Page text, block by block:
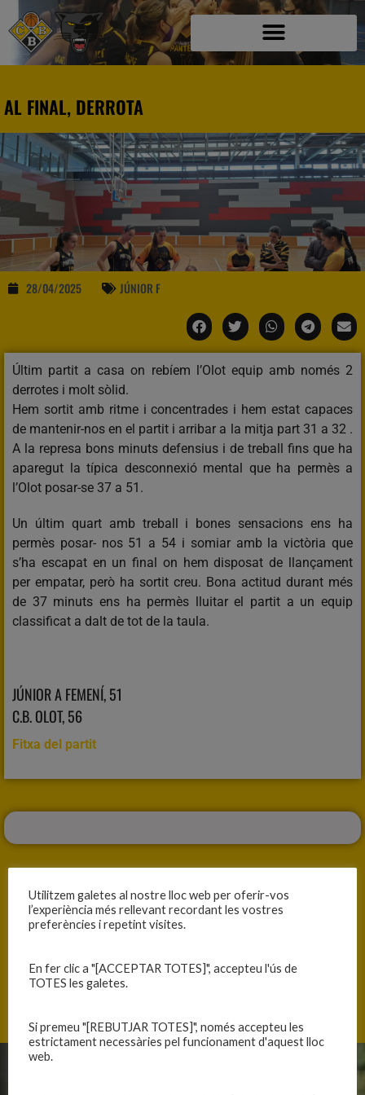
AL FINAL, DERROTA
28/04/2025 JÚNIOR F
Últim partit a casa on rebíem l’Olot equip amb només 2
derrotes i molt sòlid.
Hem sortit amb ritme i concentrades i hem estat capaces
de mantenir-nos en el partit i arribar a la mitja part 31 a 32 .
A la represa bons minuts defensius i de treball fins que ha
aparegut la típica desconnexió mental que ha permès a
l’Olot posar-se 37 a 51.
Un últim quart amb treball i bones sensacions ens ha
permès posar- nos 51 a 54 i somiar amb la victòria que
s’ha escapat en un final on hem disposat de llançament
per empatar, però ha sortit creu. Bona actitud durant més
de 37 minuts ens ha permès lluitar el partit a un equip
classificat a dalt de tot de la taula.
JÚNIOR A FEMENÍ, 51
C.B. OLOT, 56
Fitxa del partit
ANTERIOR
Utilitzem galetes al nostre lloc web per oferir-vos
l’experiència més rellevant recordant les vostres
preferències i repetint visites.
En fer clic a "[ACCEPTAR TOTES]", accepteu l'ús de
TOTES les galetes.
Si premeu "[REBUTJAR TOTES]", només accepteu les
estrictament necessàries pel funcionament d'aquest lloc
web.